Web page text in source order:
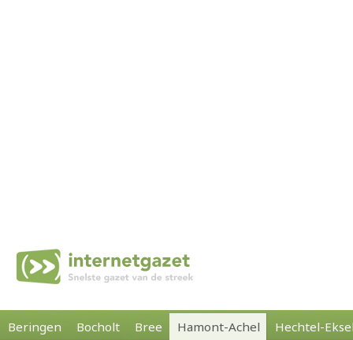
Beringen Bocholt Bree Hamont-Achel Hechtel-